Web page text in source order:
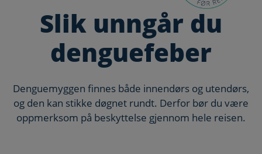
5 gode rad SectionSlik unngår du
denguefeber
Denguemyggen finnes både innendørs og utendørs,
og den kan stikke døgnet rundt. Derfor bør du være
oppmerksom på beskyttelse gjennom hele reisen.